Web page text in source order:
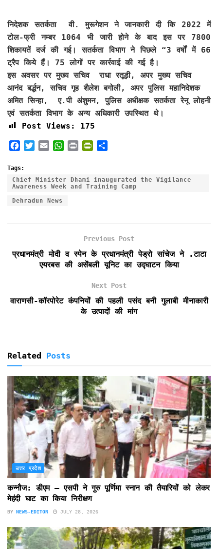
निदेशक सतर्कता वी. मुरूगेशन ने जानकारी दी कि 2022 में
टोल-फ्री नम्बर 1064 भी जारी होने के बाद इस पर 7800
शिकायतें दर्ज की गई। सतर्कता विभाग ने पिछले “3 वर्षों में 66
ट्रैप किये हैं। 75 लोगों पर कार्रवाई की गई है।
इस अवसर पर मुख्य सचिव राधा रतूड़ी, अपर मुख्य सचिव
आनंद बर्द्धन, सचिव गृह शैलेश बगोली, अपर पुलिस महानिदेशक
अमित सिन्हा, ए.पी अंशुमन, पुलिस अधीक्षक सतर्कता रेनू लोहनी
एवं सतर्कता विभाग के अन्य अधिकारी उपस्थित थे।
Post Views:
175
c
e
b
o
t
t
e
i
l
t
s
n
t
n
t
n
d
l
r
e
Tags:
Chief Minister Dhami inaugurated the Vigilance
Awareness Week and Training Camp
Dehradun News
Previous Post
प्रधानमंत्री मोदी व स्पेन के प्रधानमंत्री पेड्रो सांचेज ने .टाटा
एयरबस की असेंबली यूनिट का उद्घाटन किया
Next Post
वाराणसी-कॉरपोरेट कंपनियों की पहली पसंद बनी गुलाबी मीनाकारी
के उत्पादों की मांग
Related Posts
उत्तर प्रदेश
कन्नौज: डीएम – एसपी ने गुरु पूर्णिमा स्नान की तैयारियों को लेकर
मेहंदी घाट का किया निरीक्षण
BY NEWS-EDITOR JULY 28, 2026